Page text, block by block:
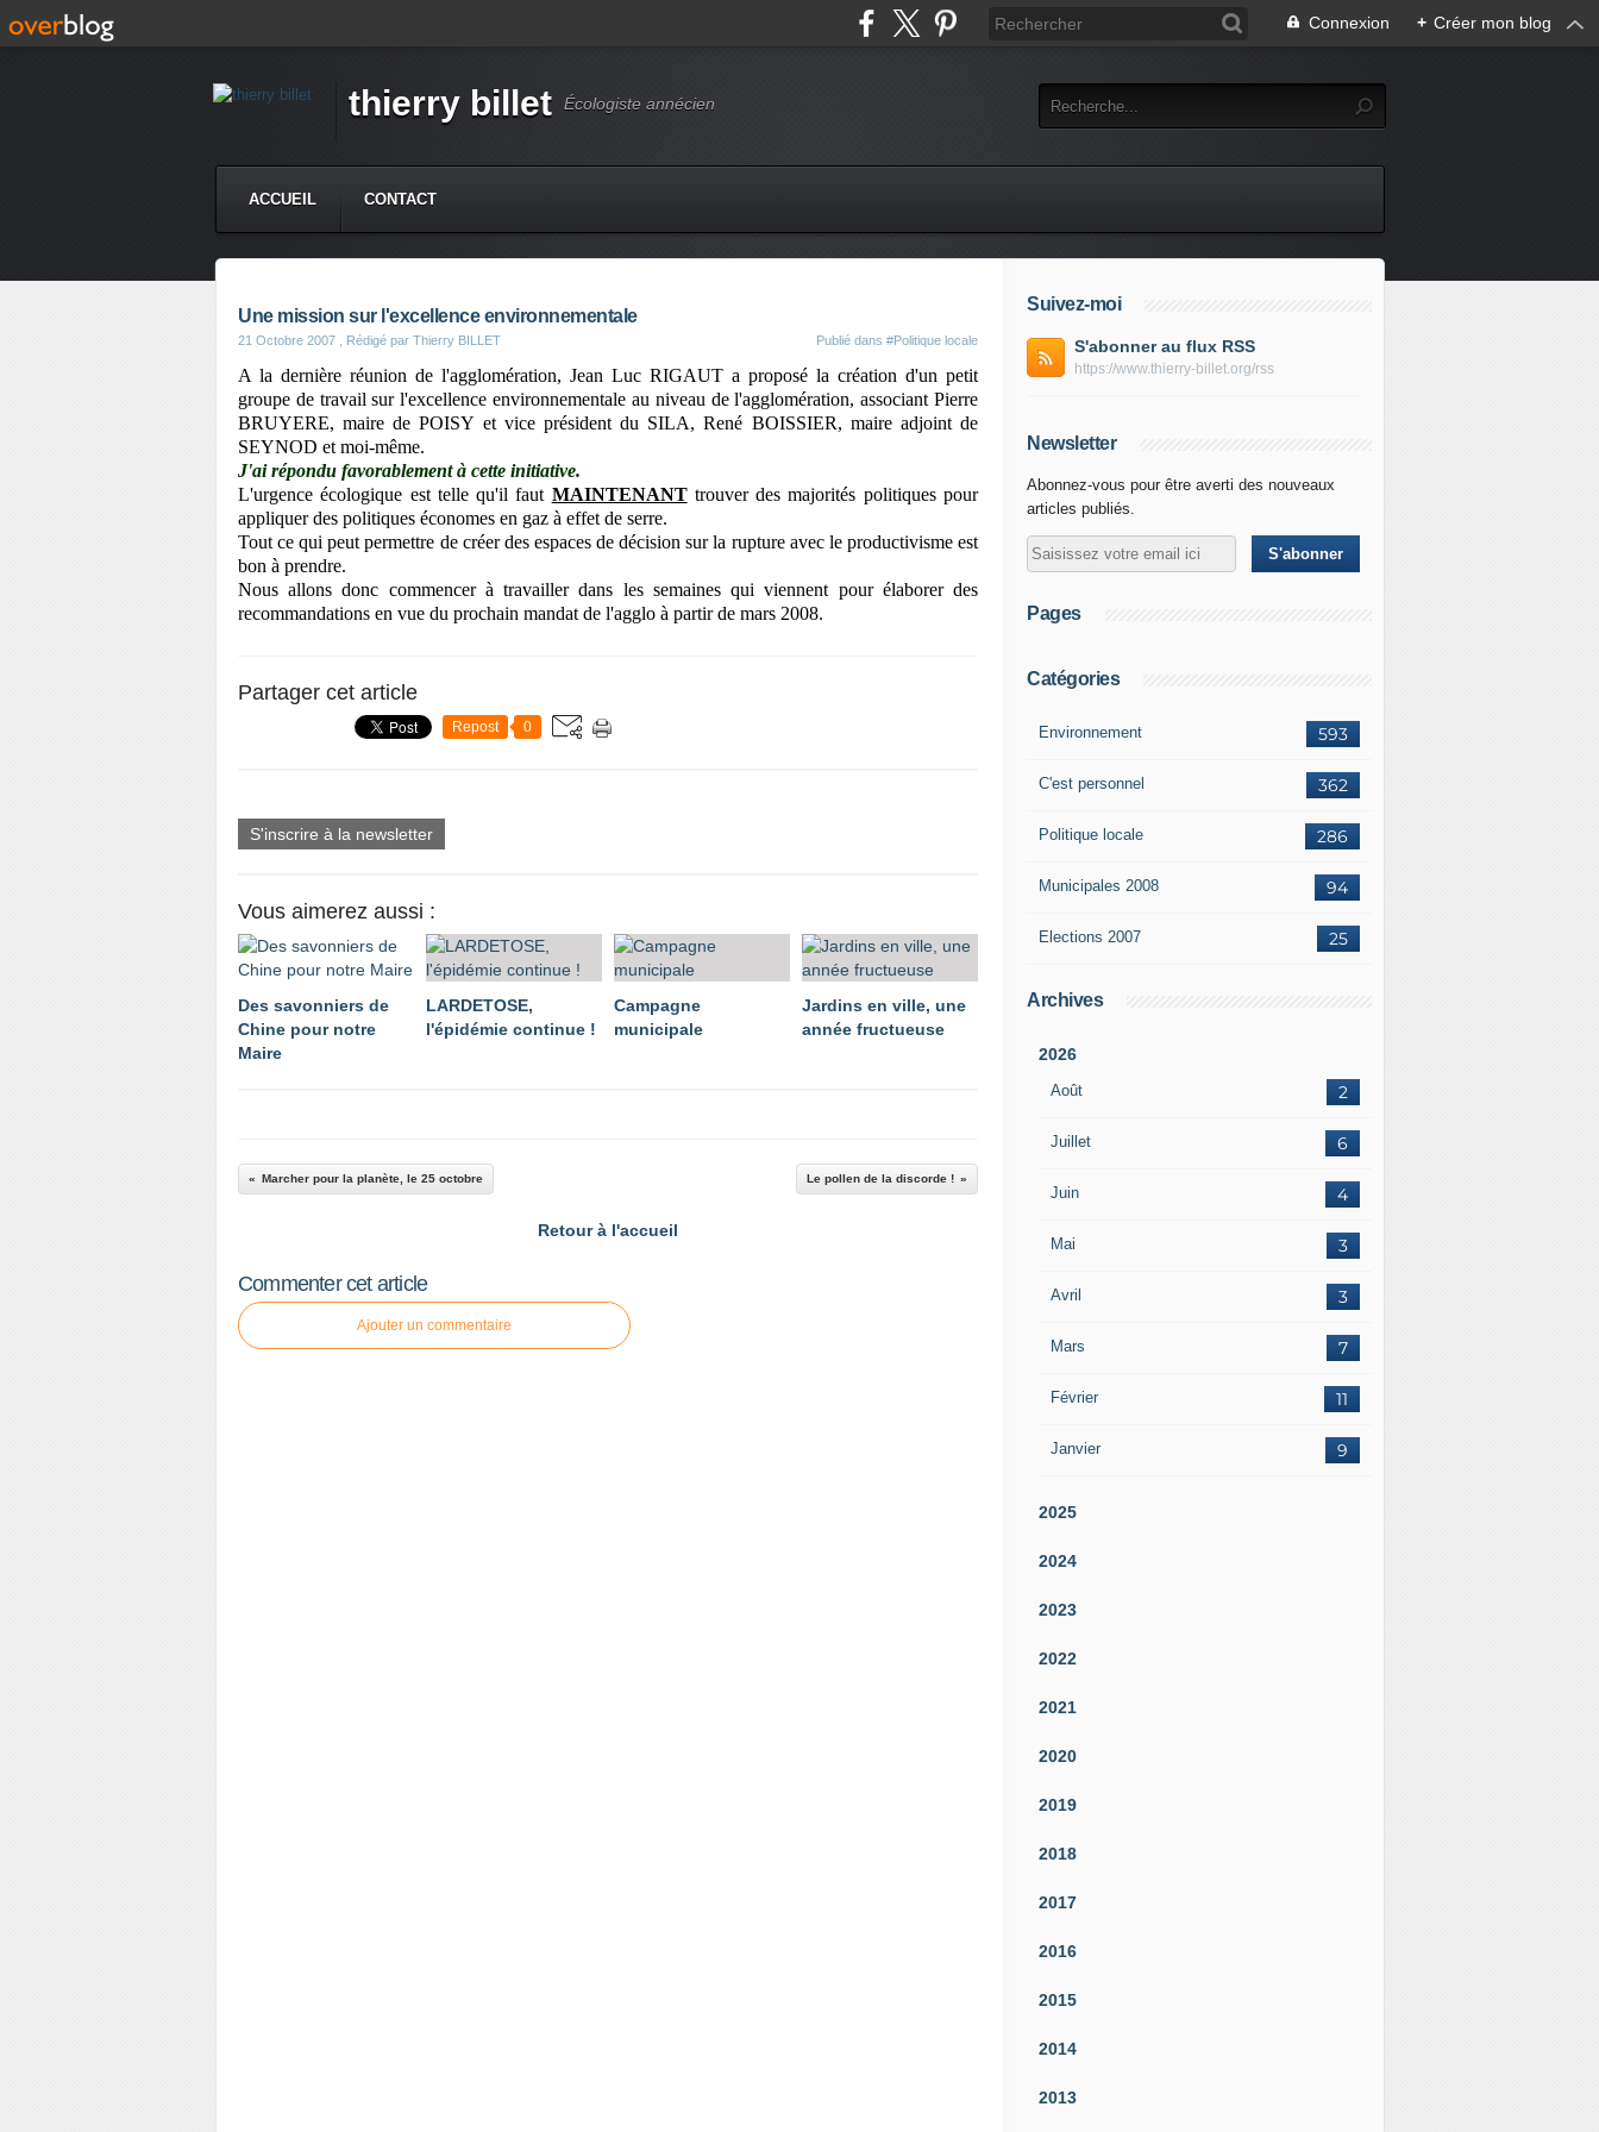
Connexion + Créer mon blog
thierry billet Écologiste annécien
ACCUEIL CONTACT
Une mission sur l'excellence environnementale
21 Octobre 2007 , Rédigé par Thierry BILLET Publié dans #Politique locale
A la dernière réunion de l'agglomération, Jean Luc RIGAUT a proposé la création d'un petit
groupe de travail sur l'excellence environnementale au niveau de l'agglomération, associant Pierre
BRUYERE, maire de POISY et vice président du SILA, René BOISSIER, maire adjoint de
SEYNOD et moi-même.
J'ai répondu favorablement à cette initiative.
L'urgence écologique est telle qu'il faut MAINTENANTtrouver des majorités politiques pour
appliquer des politiques économes en gaz à effet de serre.
Tout ce qui peut permettre de créer des espaces de décision sur la rupture avec le productivisme est
bon à prendre.
Nous allons donc commencer à travailler dans les semaines qui viennent pour élaborer des
recommandations en vue du prochain mandat de l'agglo à partir de mars 2008.
Partager cet article
Repost 0
S'inscrire à la newsletter
Vous aimerez aussi :
Des savonniers de
Chine pour notre
Maire
LARDETOSE,
l'épidémie continue !
Campagne
municipale
Jardins en ville, une
année fructueuse
Marcher pour la planète, le 25 octobre Le pollen de la discorde !
Retour à l'accueil
Commenter cet article
Ajouter un commentaire
Suivez-moi
S'abonner au flux RSS
https://www.thierry-billet.org/rss
Newsletter
Abonnez-vous pour être averti des nouveaux
articles publiés.
Pages
Catégories
593
Environnement
362
C'est personnel
286
Politique locale
94
Municipales 2008
25
Elections 2007
Archives
2026
Août 2
Juillet 6
Juin 4
Mai 3
Avril 3
Mars 7
Février 11
Janvier 9
2025
2024
2023
2022
2021
2020
2019
2018
2017
2016
2015
2014
2013